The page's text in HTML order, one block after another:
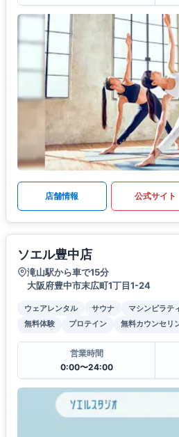
店舗情報 公式サイト
ソエル豊中店
滝山駅から車で15分
大阪府豊中市末広町1丁目1-24
ウェアレンタル サウナ マシンピラテ
無料体験
プロテイン 無料カウンセリ
営業時間
0:00〜24:00